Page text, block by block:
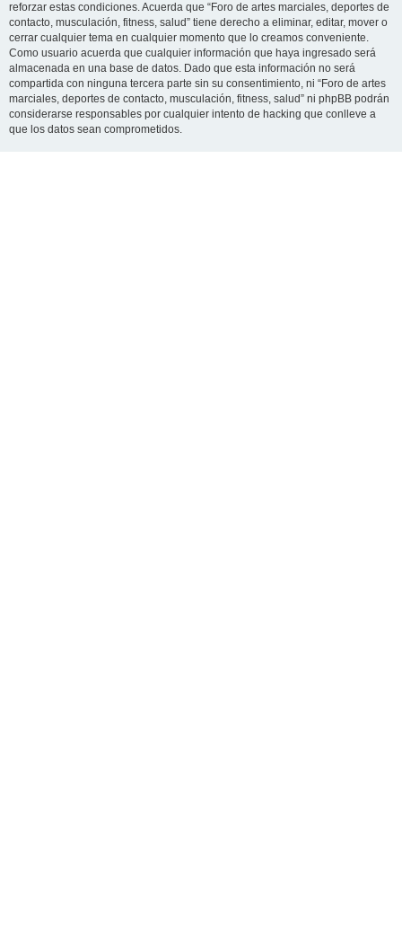
reforzar estas condiciones. Acuerda que “Foro de artes marciales, deportes de
contacto, musculación, fitness, salud” tiene derecho a eliminar, editar, mover o
cerrar cualquier tema en cualquier momento que lo creamos conveniente.
Como usuario acuerda que cualquier información que haya ingresado será
almacenada en una base de datos. Dado que esta información no será
compartida con ninguna tercera parte sin su consentimiento, ni “Foro de artes
marciales, deportes de contacto, musculación, fitness, salud” ni phpBB podrán
considerarse responsables por cualquier intento de hacking que conlleve a
que los datos sean comprometidos.